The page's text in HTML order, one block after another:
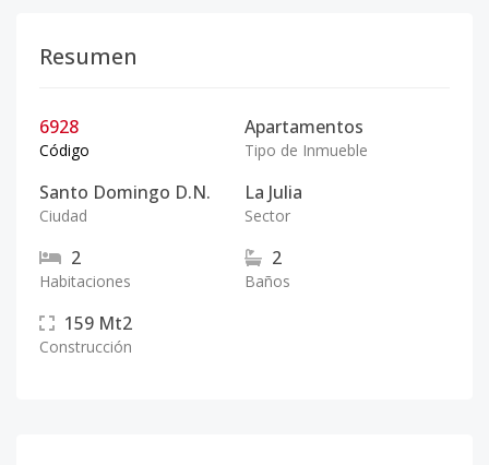
Resumen
6928
Código
Apartamentos
Tipo de Inmueble
Santo Domingo D.N.
Ciudad
La Julia
Sector
2
Habitaciones
2
Baños
159 Mt2
Construcción